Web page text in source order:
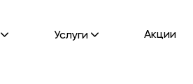
Услуги Акции